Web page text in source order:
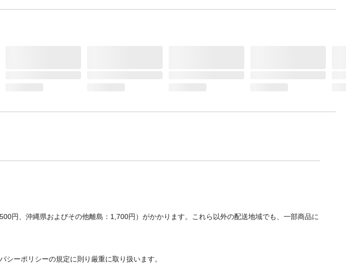
円、沖縄県およびその他離島：1,700円）がかかります。これら以外の配送地域でも、一部商品に
ーポリシーの規定に則り厳重に取り扱います。